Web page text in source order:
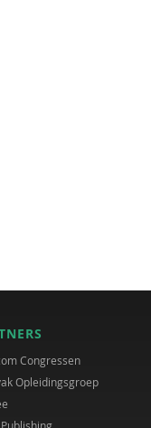
Congressen
Opleidingsgroep